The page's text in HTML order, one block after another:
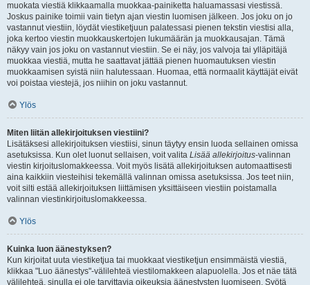
muokata viestiä klikkaamalla muokkaa-painiketta haluamassasi viestissä.
Joskus painike toimii vain tietyn ajan viestin luomisen jälkeen. Jos joku on jo
vastannut viestiin, löydät viestiketjuun palatessasi pienen tekstin viestisi alla,
joka kertoo viestin muokkauskertojen lukumäärän ja muokkausajan. Tämä
näkyy vain jos joku on vastannut viestiin. Se ei näy, jos valvoja tai ylläpitäjä
muokkaa viestiä, mutta he saattavat jättää pienen huomautuksen viestin
muokkaamisen syistä niin halutessaan. Huomaa, että normaalit käyttäjät eivät
voi poistaa viestejä, jos niihin on joku vastannut.
Ylös
Miten liitän allekirjoituksen viestiini?
Lisätäksesi allekirjoituksen viestiisi, sinun täytyy ensin luoda sellainen omissa
asetuksissa. Kun olet luonut sellaisen, voit valita Lisää allekirjoitus-valinnan
viestin kirjoituslomakkeessa. Voit myös lisätä allekirjoituksen automaattisesti
aina kaikkiin viesteihisi tekemällä valinnan omissa asetuksissa. Jos teet niin,
voit silti estää allekirjoituksen liittämisen yksittäiseen viestiin poistamalla
valinnan viestinkirjoituslomakkeessa.
Ylös
Kuinka luon äänestyksen?
Kun kirjoitat uuta viestiketjua tai muokkaat viestiketjun ensimmäistä viestiä,
klikkaa "Luo äänestys"-välilehteä viestilomakkeen alapuolella. Jos et näe tätä
välilehteä, sinulla ei ole tarvittavia oikeuksia äänestysten luomiseen. Syötä